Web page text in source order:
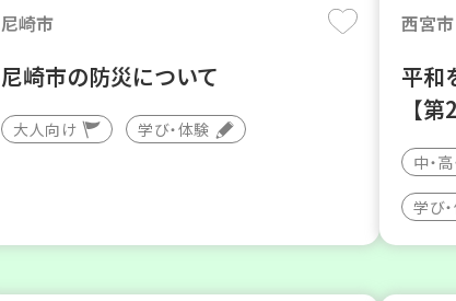
尼崎市
尼崎市の防災について
大人向け 学び・体験
西宮市
平和
【第
中・
学び